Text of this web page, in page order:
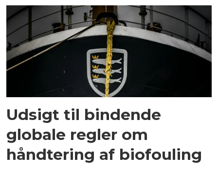
Udsigt til bindende
globale regler om
håndtering af biofouling